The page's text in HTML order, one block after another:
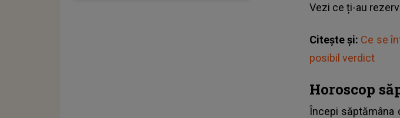
Vezi ce ți-au
Citește și: Ce se
posibil verdict
Horoscop
Începi săptămâna